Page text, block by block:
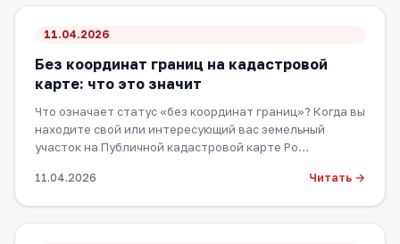
11.04.2026
Без координат границ на кадастровой
карте: что это значит
Что означает статус «без координат границ»? Когда вы
находите свой или интересующий вас земельный
участок на Публичной кадастровой карте Ро…
11.04.2026 Читать →